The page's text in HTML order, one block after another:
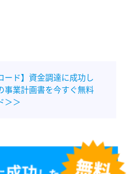
ード】資金調達に成功し
事業計画書を今すぐ無料
＞＞